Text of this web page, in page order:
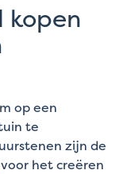
kopen
op een
te
zijn de
voor het creëren